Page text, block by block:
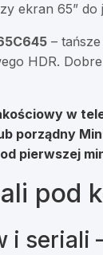
ekran 65” do
–
HDR.
w
porządny
pierwszej
pod
i seriali